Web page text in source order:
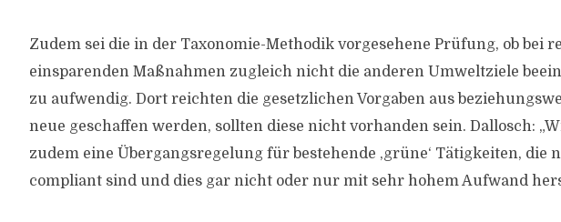
Zudem sei die in der Taxonomie-Methodik vorgesehene Prüfung, ob bei
einsparenden Maßnahmen zugleich nicht die anderen Umweltziele
zu aufwendig. Dort reichten die gesetzlichen Vorgaben aus
neue geschaffen werden, sollten diese nicht vorhanden sein. Dallosch:
zudem eine Übergangsregelung für bestehende ‚grüne‘ Tätigkeiten, die
compliant sind und dies gar nicht oder nur mit sehr hohem Aufwand